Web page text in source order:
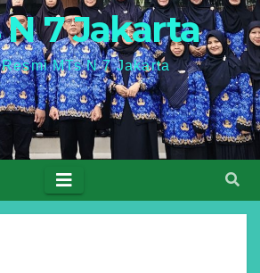
N 7 Jakarta
MTs N 7 Jakarta